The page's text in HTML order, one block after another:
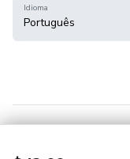
Idioma
Português